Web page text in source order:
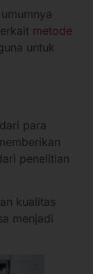
metode
untuk
para
penelitian
kualitas
menjadi